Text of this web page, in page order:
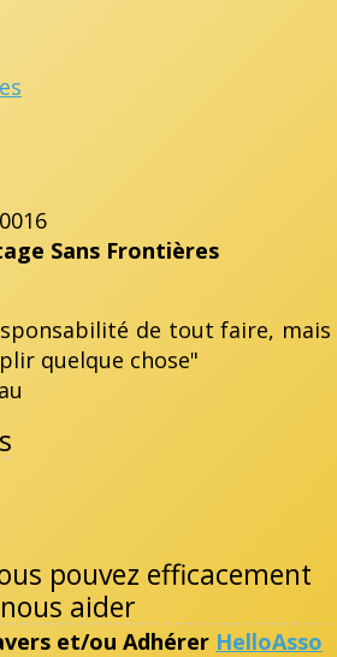
Sans Frontières
de tout faire, mais
quelque chose"
pouvez efficacement
nous aider
et/ou Adhérer HelloAsso